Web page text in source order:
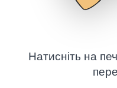
Натисніть на